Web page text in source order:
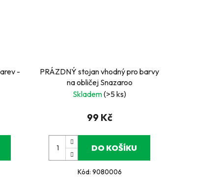
-
PRÁZDNÝ stojan vhodný pro barvy
na obličej Snazaroo
Skladem(>5 ks)
99 Kč
DO KOŠÍKU
Kód: 9080006